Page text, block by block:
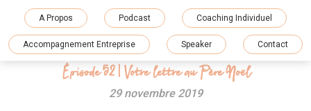
A Propos Podcast Coaching Individuel
Accompagnement Entreprise Speaker Contact
Épisode 52 | Votre lettre au Père Noël
29 novembre 2019